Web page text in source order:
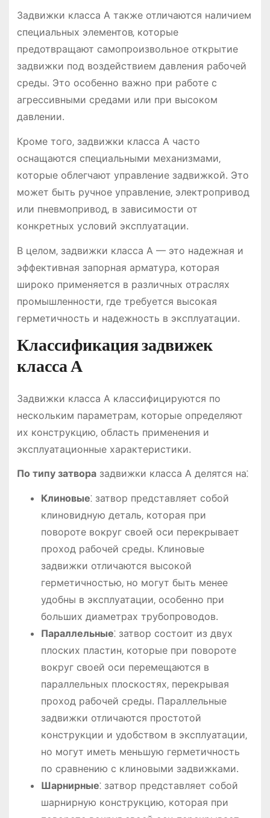
Задвижки класса А также отличаются наличием
специальных элементов‚ которые
предотвращают самопроизвольное открытие
задвижки под воздействием давления рабочей
среды. Это особенно важно при работе с
агрессивными средами или при высоком
давлении.
Кроме того‚ задвижки класса А часто
оснащаются специальными механизмами‚
которые облегчают управление задвижкой. Это
может быть ручное управление‚ электропривод
или пневмопривод‚ в зависимости от
конкретных условий эксплуатации.
В целом‚ задвижки класса А — это надежная и
эффективная запорная арматура‚ которая
широко применяется в различных отраслях
промышленности‚ где требуется высокая
герметичность и надежность в эксплуатации.
Классификация задвижек
класса А
Задвижки класса А классифицируются по
нескольким параметрам‚ которые определяют
их конструкцию‚ область применения и
эксплуатационные характеристики.
По типу затворазадвижки класса А делятся на⁚
Клиновые⁚ затвор представляет собой
клиновидную деталь‚ которая при
повороте вокруг своей оси перекрывает
проход рабочей среды. Клиновые
задвижки отличаются высокой
герметичностью‚ но могут быть менее
удобны в эксплуатации‚ особенно при
больших диаметрах трубопроводов.
Параллельные⁚ затвор состоит из двух
плоских пластин‚ которые при повороте
вокруг своей оси перемещаются в
параллельных плоскостях‚ перекрывая
проход рабочей среды. Параллельные
задвижки отличаются простотой
конструкции и удобством в эксплуатации‚
но могут иметь меньшую герметичность
по сравнению с клиновыми задвижками.
Шарнирные⁚ затвор представляет собой
шарнирную конструкцию‚ которая при